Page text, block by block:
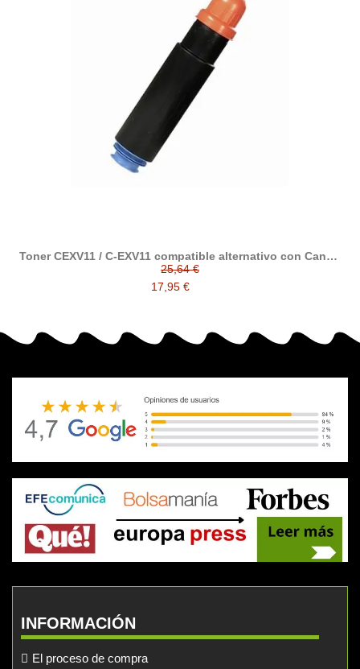
Toner CEXV11 / C-EXV11 compatible alternativo con Canon
C-EXV11
25,64 €
17,95 €
INFORMACIÓN
El proceso de compra